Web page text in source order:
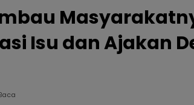
Isu dan Ajakan